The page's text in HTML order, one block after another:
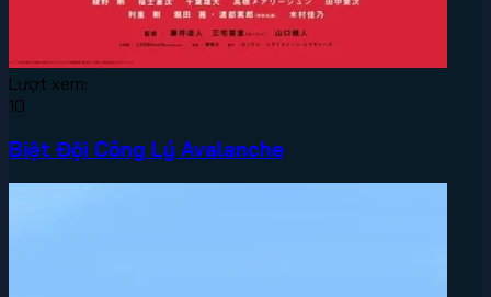
Lượt xem:
10
Biệt Đội Công Lý Avalanche